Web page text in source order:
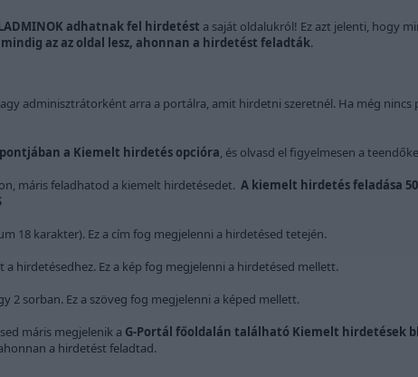
adhatnak fel hirdetést a saját oldalukról! Ez azt jelenti, hogy
az az oldal lesz, ahonnan a hirdetést feladták.
adminisztrátorként arra a portálra, amit hirdetni szeretnél. Ha még nincs
a Kiemelt hirdetés opcióra, és olvasd el figyelmesen a
máris feladhatod a kiemelt hirdetésedet. A kiemelt hirdetés feladása
18 karakter). Ez a cím fog megjelenni a hirdetésed tetején.
a hirdetésedhez. Ez a kép fog megjelenni a hirdetésed mellett.
2 sorban. Ez a szöveg fog megjelenni a képed mellett.
máris megjelenik a G-Portál főoldalán található Kiemelt hirdetések
a hirdetést feladtad.